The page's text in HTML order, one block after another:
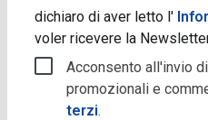
dichiaro di aver letto l'
voler ricevere la
Acconsento all'invio
promozionali e
terzi.